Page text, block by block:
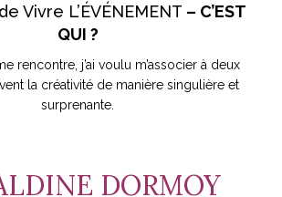
Vivre L’ÉVÉNEMENT – C’EST
QUI ?
rencontre, j’ai voulu m’associer à deux
la créativité de manière singulière et
surprenante.
DORMOY